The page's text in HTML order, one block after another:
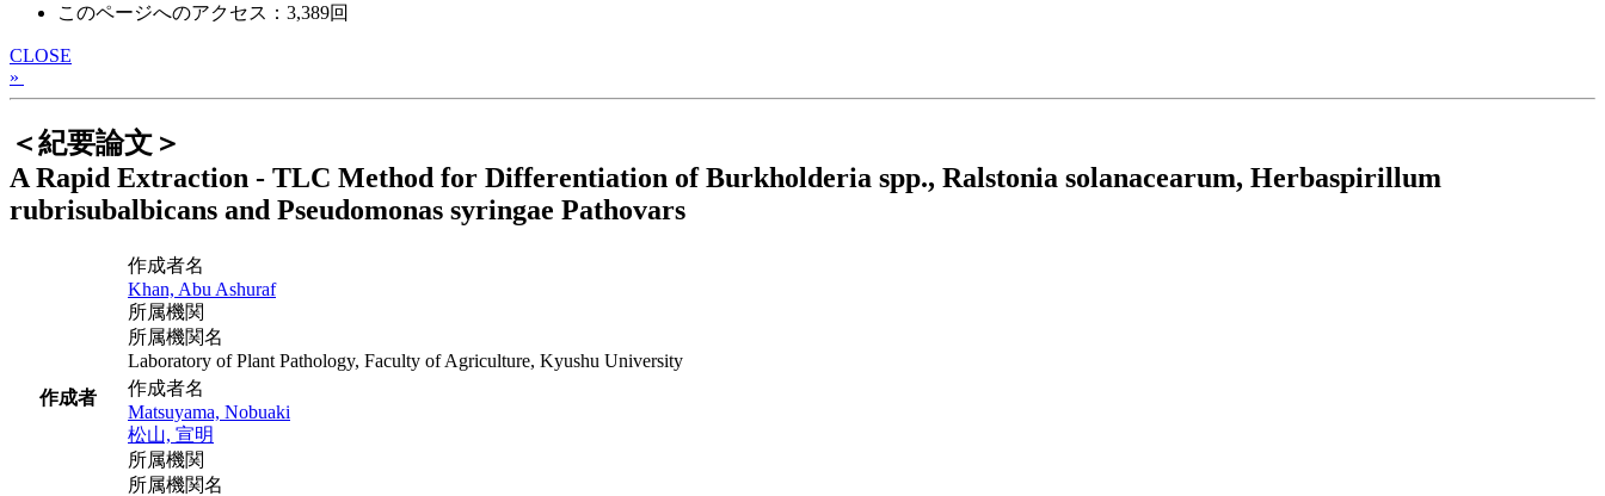
このページへのアクセス：3,389回
CLOSE
»
＜紀要論文＞
A Rapid Extraction - TLC Method for Differentiation of Burkholderia spp., Ralstonia solanacearum, Herbaspirillum
rubrisubalbicans and Pseudomonas syringae Pathovars
作成者
作成者名
Khan, Abu Ashuraf
所属機関
所属機関名
Laboratory of Plant Pathology, Faculty of Agriculture, Kyushu University
作成者名
Matsuyama, Nobuaki
松山, 宣明
所属機関
所属機関名